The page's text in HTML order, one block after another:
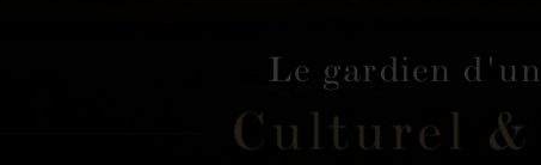
Le gardien d'un
Culturel &